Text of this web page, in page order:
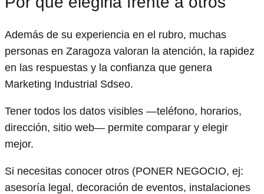
Además de su experiencia en el rubro, muchas
personas en Zaragoza valoran la atención, la rapidez
en las respuestas y la confianza que genera
Marketing Industrial Sdseo.
Tener todos los datos visibles —teléfono, horarios,
dirección, sitio web— permite comparar y elegir
mejor.
Si necesitas conocer otros (PONER NEGOCIO, ej:
asesoría legal, decoración de eventos, instalaciones